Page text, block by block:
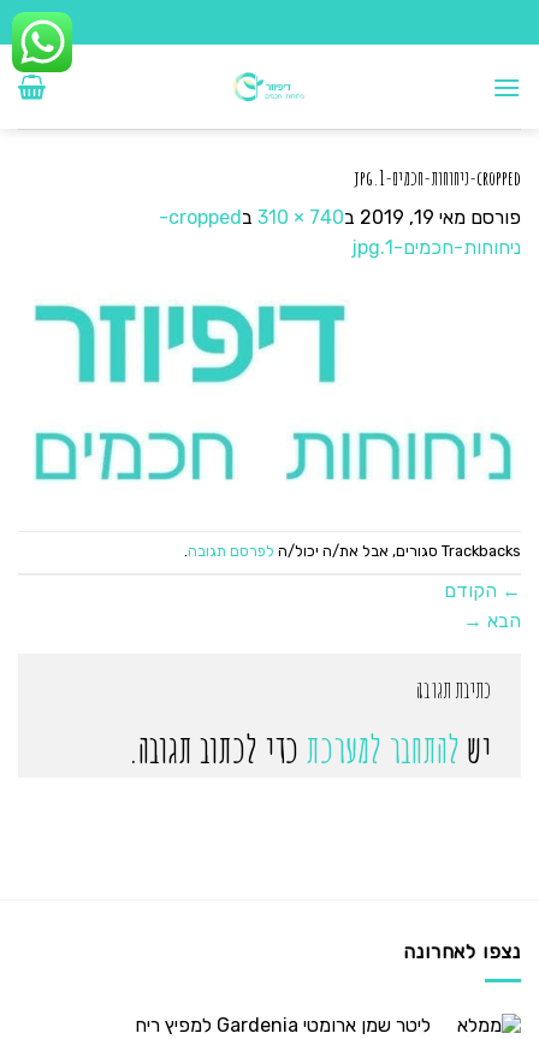
to
content
cropped-ניחוחות-חכמים-1.jpg
פורסם מאי 19, 2019 ב740 × 310 ב
cropped-
ניחוחות-חכמים-1.jpg
Trackbacks סגורים, אבל את/ה יכול/ה לפרסם תגובה.
← הקודם
הבא →
כתיבת תגובה
יש להתחבר למערכת כדי לכתוב תגובה.
נצפו לאחרונה
ליטר שמן ארומטי Gardenia למפיץ ריח